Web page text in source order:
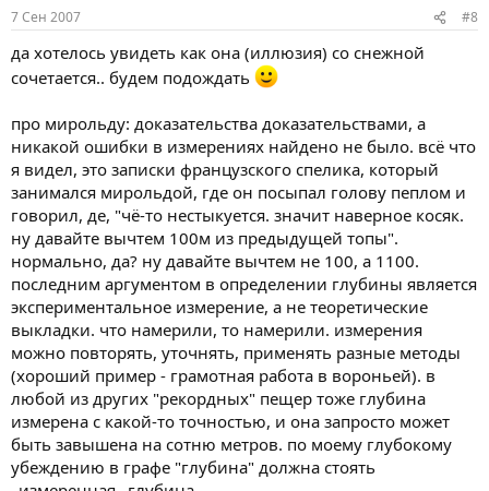
7 Сен 2007 #8
да хотелось увидеть как она (иллюзия) со снежной
сочетается.. будем подождать
про мирольду: доказательства доказательствами, а
никакой ошибки в измерениях найдено не было. всё что
я видел, это записки французского спелика, который
занимался мирольдой, где он посыпал голову пеплом и
говорил, де, "чё-то нестыкуется. значит наверное косяк.
ну давайте вычтем 100м из предыдущей топы".
нормально, да? ну давайте вычтем не 100, а 1100.
последним аргументом в определении глубины является
экспериментальное измерение, а не теоретические
выкладки. что намерили, то намерили. измерения
можно повторять, уточнять, применять разные методы
(хороший пример - грамотная работа в вороньей). в
любой из других "рекордных" пещер тоже глубина
измерена с какой-то точностью, и она запросто может
быть завышена на сотню метров. по моему глубокому
убеждению в графе "глубина" должна стоять